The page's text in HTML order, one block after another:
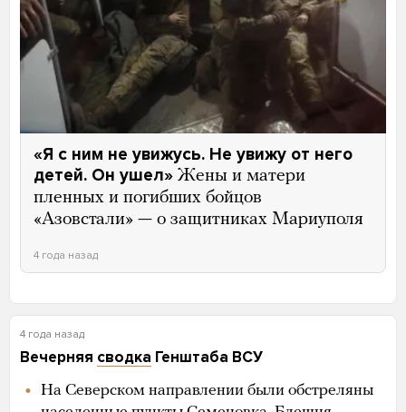
«Я с ним не увижусь. Не увижу от него
детей. Он ушел» Жены и матери
пленных и погибших бойцов
«Азовстали» — о защитниках Мариуполя
4 года назад
4 года назад
Вечерняя сводка Генштаба ВСУ
На Северском направлении были обстреляны